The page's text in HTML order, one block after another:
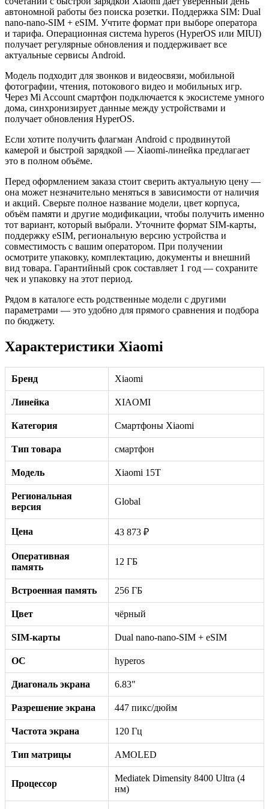
автономной работы без поиска розетки. Поддержка SIM: Dual
nano-nano-SIM + eSIM. Учтите формат при выборе оператора
и тарифа. Операционная система hyperos (HyperOS или MIUI)
получает регулярные обновления и поддерживает все
актуальные сервисы Android.
Модель подходит для звонков и видеосвязи, мобильной
фотографии, чтения, потокового видео и мобильных игр.
Через Mi Account смартфон подключается к экосистеме умного
дома, синхронизирует данные между устройствами и
получает обновления HyperOS.
Если хотите получить флагман Android с продвинутой
камерой и быстрой зарядкой — Xiaomi-линейка предлагает
это в полном объёме.
Перед оформлением заказа стоит сверить актуальную цену —
она может незначительно меняться в зависимости от наличия
и акций. Сверьте полное название модели, цвет корпуса,
объём памяти и другие модификации, чтобы получить именно
тот вариант, который выбрали. Уточните формат SIM-карты,
поддержку eSIM, региональную версию устройства и
совместимость с вашим оператором. При получении
осмотрите упаковку, комплектацию, документы и внешний
вид товара. Гарантийный срок составляет 1 год — сохраните
чек и упаковку на этот период.
Рядом в каталоге есть родственные модели с другими
параметрами — это удобно для прямого сравнения и подбора
по бюджету.
Характеристики Xiaomi
Бренд Xiaomi
Линейка XIAOMI
Категория Смартфоны Xiaomi
Тип товара смартфон
Модель Xiaomi 15T
Региональная
версия
Global
Цена 43 873 ₽
Оперативная
память
12 ГБ
Встроенная память 256 ГБ
Цвет чёрный
SIM-карты Dual nano-nano-SIM + eSIM
ОС hyperos
Диагональ экрана 6.83"
Разрешение экрана 447 пикс/дюйм
Частота экрана 120 Гц
Тип матрицы AMOLED
Процессор
Mediatek Dimensity 8400 Ultra (4
нм)